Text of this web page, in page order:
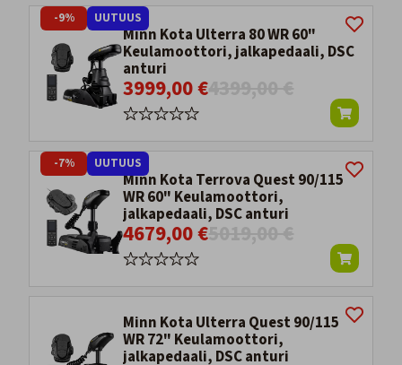
Minn Kota Ulterra 80 WR 60"
Keulamoottori, jalkapedaali, DSC
anturi
3999,00 €
-9% UUTUUS
Minn Kota Terrova Quest 90/115
WR 60" Keulamoottori,
jalkapedaali, DSC anturi
4679,00 €
-7% UUTUUS
Minn Kota Ulterra Quest 90/115
WR 72" Keulamoottori,
jalkapedaali, DSC anturi